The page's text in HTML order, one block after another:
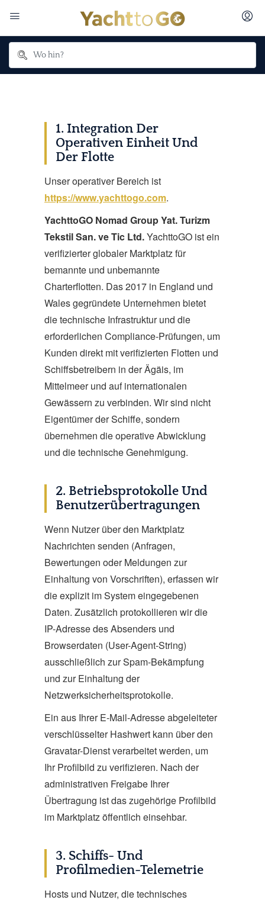
1. Integration Der
Operativen Einheit Und
Der Flotte
Unser operativer Bereich ist
https://www.yachttogo.com.
YachttoGO Nomad Group Yat. Turizm
Tekstil San. ve Tic Ltd.YachttoGO ist ein
verifizierter globaler Marktplatz für
bemannte und unbemannte
Charterflotten. Das 2017 in England und
Wales gegründete Unternehmen bietet
die technische Infrastruktur und die
erforderlichen Compliance-Prüfungen, um
Kunden direkt mit verifizierten Flotten und
Schiffsbetreibern in der Ägäis, im
Mittelmeer und auf internationalen
Gewässern zu verbinden. Wir sind nicht
Eigentümer der Schiffe, sondern
übernehmen die operative Abwicklung
und die technische Genehmigung.
2. Betriebsprotokolle Und
Benutzerübertragungen
Wenn Nutzer über den Marktplatz
Nachrichten senden (Anfragen,
Bewertungen oder Meldungen zur
Einhaltung von Vorschriften), erfassen wir
die explizit im System eingegebenen
Daten. Zusätzlich protokollieren wir die
IP-Adresse des Absenders und
Browserdaten (User-Agent-String)
ausschließlich zur Spam-Bekämpfung
und zur Einhaltung der
Netzwerksicherheitsprotokolle.
Ein aus Ihrer E-Mail-Adresse abgeleiteter
verschlüsselter Hashwert kann über den
Gravatar-Dienst verarbeitet werden, um
Ihr Profilbild zu verifizieren. Nach der
administrativen Freigabe Ihrer
Übertragung ist das zugehörige Profilbild
im Marktplatz öffentlich einsehbar.
3. Schiffs- Und
Profilmedien-Telemetrie
Hosts und Nutzer, die technisches